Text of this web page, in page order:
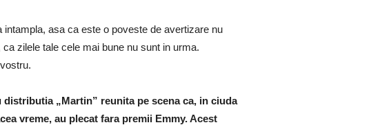
asa ca este o poveste de avertizare nu
zilele tale cele mai bune nu sunt in urma.
„Martin” reunita pe scena ca, in ciuda
vreme, au plecat fara premii Emmy. Acest